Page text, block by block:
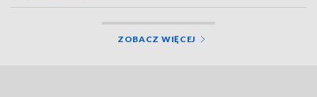
ZOBACZ WIĘCEJ